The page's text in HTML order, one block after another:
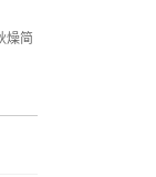
燥简